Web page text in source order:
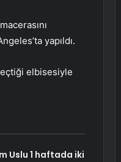
yapıldı.
elbisesiyle
Uslu 1 haftada iki